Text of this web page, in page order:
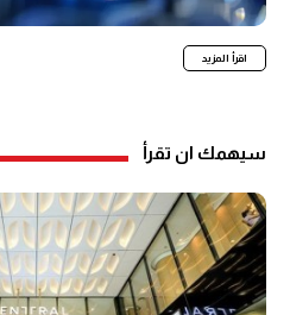
اقرأ المزيد
سيهمك ان تقرأ